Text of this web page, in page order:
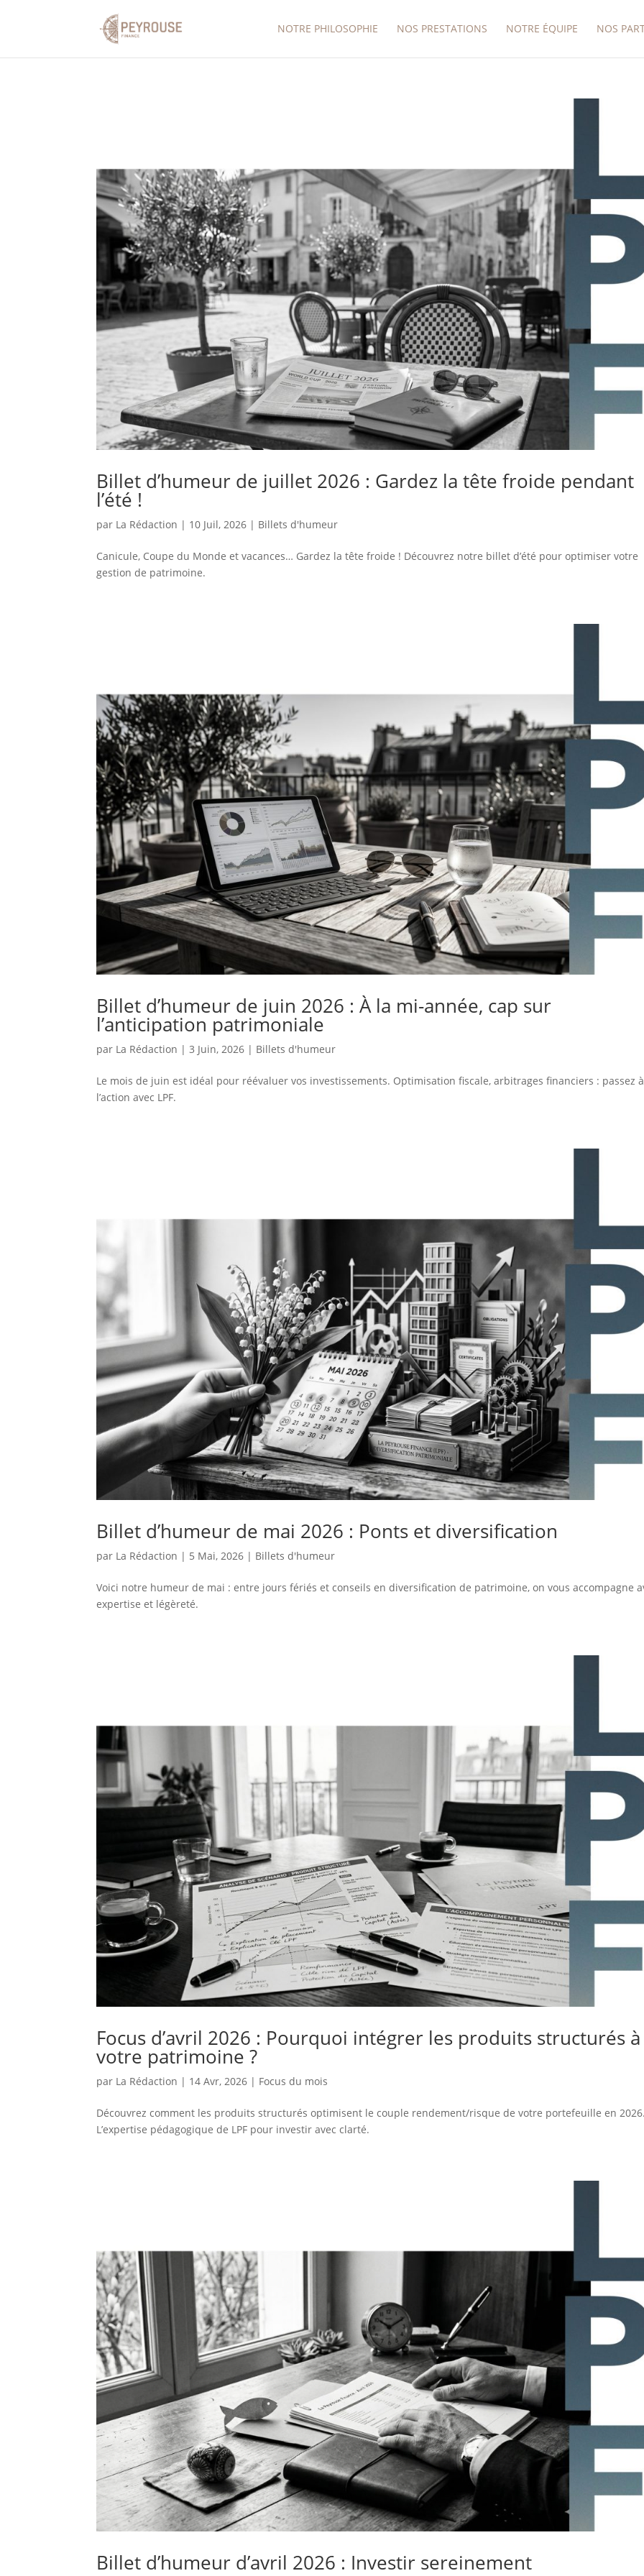
NOTRE PHILOSOPHIE NOS PRESTATIONS NOTRE ÉQUIPE NOS
Billet d’humeur de juillet 2026 : Gardez la tête froide pendant
l’été !
par La Rédaction | 10 Juil, 2026 | Billets d'humeur
Canicule, Coupe du Monde et vacances… Gardez la tête froide ! Découvrez notre billet d’été pour optimiser votre
gestion de patrimoine.
Billet d’humeur de juin 2026 : À la mi-année, cap sur
l’anticipation patrimoniale
par La Rédaction |3 Juin, 2026 | Billets d'humeur
Le mois de juin est idéal pour réévaluer vos investissements. Optimisation fiscale, arbitrages financiers : passez à
l’action avec LPF.
Billet d’humeur de mai 2026 : Ponts et diversification
par La Rédaction | 5 Mai, 2026 | Billets d'humeur
Voici notre humeur de mai : entre jours fériés et conseils en diversification de patrimoine, on vous accompagne
expertise et légèreté.
Focus d’avril 2026 : Pourquoi intégrer les produits structurés à
votre patrimoine ?
par La Rédaction | 14 Avr, 2026 | Focus du mois
Découvrez comment les produits structurés optimisent le couple rendement/risque de votre portefeuille en
L’expertise pédagogique de LPF pour investir avec clarté.
Billet d’humeur d’avril 2026 : Investir sereinement